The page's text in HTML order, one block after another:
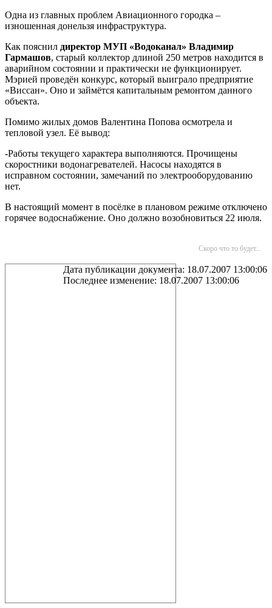
Одна из главных проблем Авиационного городка –
изношенная донельзя инфраструктура.
Как пояснил директор МУП «Водоканал» Владимир
Гармашов, старый коллектор длиной 250 метров находится в
аварийном состоянии и практически не функционирует.
Мэрией проведён конкурс, который выиграло предприятие
«Виссан». Оно и займётся капитальным ремонтом данного
объекта.
Помимо жилых домов Валентина Попова осмотрела и
тепловой узел. Её вывод:
-Работы текущего характера выполняются. Прочищены
скоростники водонагревателей. Насосы находятся в
исправном состоянии, замечаний по электрооборудованию
нет.
В настоящий момент в посёлке в плановом режиме отключено
горячее водоснабжение. Оно должно возобновиться 22 июля.
Скоро что то будет...
Дата публикации документа: 18.07.2007 13:00:06
Последнее изменение: 18.07.2007 13:00:06